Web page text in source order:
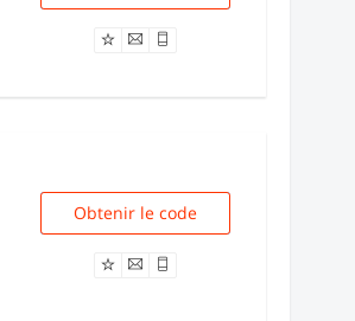
PORTOFFERT
Obtenir le code